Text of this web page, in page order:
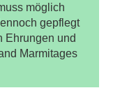
möglich
gepflegt
Ehrungen und
Marmitages